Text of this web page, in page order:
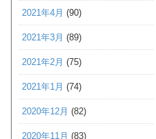
2021年4月 (90)
2021年3月 (89)
2021年2月 (75)
2021年1月 (74)
2020年12月 (82)
2020年11月 (83)